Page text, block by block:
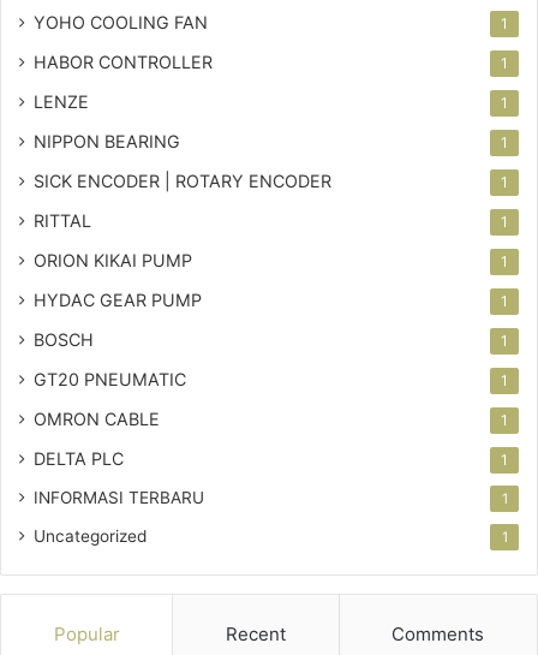
YOHO COOLING FAN 1
HABOR CONTROLLER 1
LENZE 1
NIPPON BEARING 1
SICK ENCODER | ROTARY ENCODER 1
RITTAL 1
ORION KIKAI PUMP 1
HYDAC GEAR PUMP 1
BOSCH 1
GT20 PNEUMATIC 1
OMRON CABLE 1
DELTA PLC 1
INFORMASI TERBARU 1
Uncategorized 1
Popular Recent Comments